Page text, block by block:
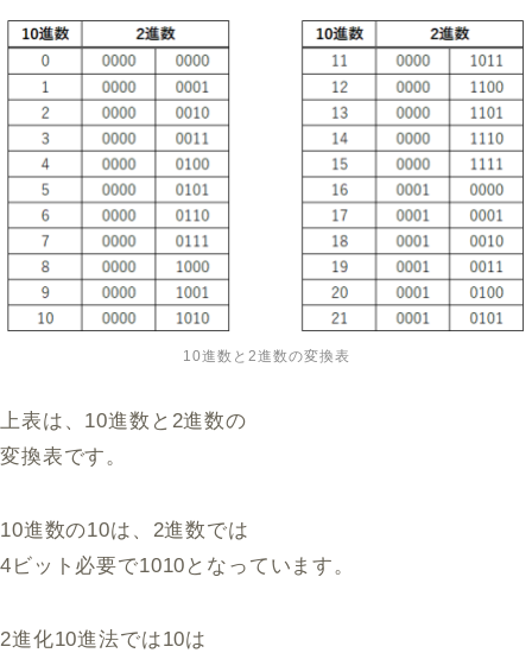
10進数と2進数の変換表
上表は、10進数と2進数の
変換表です。
10進数の10は、2進数では
4ビット必要で1010となっています。
2進化10進法では10は